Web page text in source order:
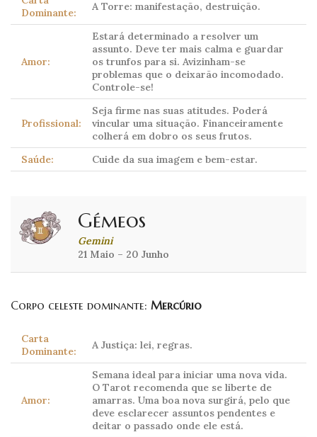
Dominante:
A Torre: manifestação, destruição.
Amor:
Estará determinado a resolver um
assunto. Deve ter mais calma e guardar
os trunfos para si. Avizinham-se
problemas que o deixarão incomodado.
Controle-se!
Profissional:
Seja firme nas suas atitudes. Poderá
vincular uma situação. Financeiramente
colherá em dobro os seus frutos.
Saúde:
Cuide da sua imagem e bem-estar.
Gémeos
Gemini
21 Maio – 20 Junho
Corpo celeste dominante: Mercúrio
Carta
Dominante:
A Justiça: lei, regras.
Amor:
Semana ideal para iniciar uma nova vida.
O Tarot recomenda que se liberte de
amarras. Uma boa nova surgirá, pelo que
deve esclarecer assuntos pendentes e
deitar o passado onde ele está.